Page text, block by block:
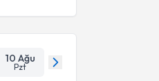
10 Ağu
Pzt